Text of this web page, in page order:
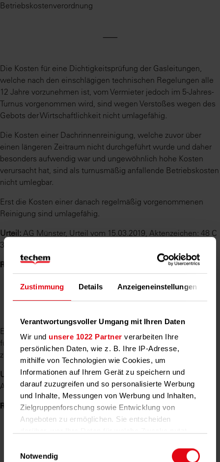
Zustimmung Details Anzeigeneinstellungen
Verantwortungsvoller Umgang mit Ihren Daten
Wir und unsere 1022 Partner verarbeiten Ihre
persönlichen Daten, wie z. B. Ihre IP-Adresse,
mithilfe von Technologien wie Cookies, um
Informationen auf Ihrem Gerät zu speichern und
darauf zuzugreifen und so personalisierte Werbung
und Inhalte, Messungen von Werbung und Inhalten,
Zielgruppenforschung sowie Entwicklung von
Angeboten zu ermöglichen. Sie entscheiden
Cookie-Erklärung oder durch Klicken auf das
Notwendig
Betriebskostenverordnung
⸺
Die Kosten für eine Dichtigkeitsprüfung der Gasleitungen,
welche nach den einschlägigen technischen Regelungen alle
12 Jahre vorzunehmen ist, vom Vermieter jedoch im 5-Jahres-
Turnus vorgenommen wird, sind wegen Verstoßes wegen des
Gebots der Wirtschaftlichkeit nicht umlagefähig.
Die Kosten einer Dachrinnenreinigung, welche zuvor über
einen längeren Zeitraum nicht durchgeführt wurde und daher
besonders aufwendig war und ungewöhnlich hohe Kosten
verursacht hat, sind als turnusmäßig anfallende Betriebskosten
nicht umlegbar.
Erst die Kosten einer danach regelmäßig vorgenommenen
Reinigung sind umlagefähig.
Urteil: AG Münster, Urteil vom 15.03.2019, Aktenzeichen: 48 C
361/18, in WUM 2019, Seite 379
Relevante Paragraphen:
2018
Eine Notdienstpauschale ist nicht umlagefähig, da die Kosten
für die Einrichtung eines Notdienstes den Verwaltungskosten
zuzuordnen sind.
Urteil:AG Charlottenburg, Urteil vom 21.02.2018,
Aktenzeichen: 215 C 311/17, WuM 2018 Seite 208
Relevante Paragraphen:§§ 556 ff BGB, §§ 26, 27 II. BV